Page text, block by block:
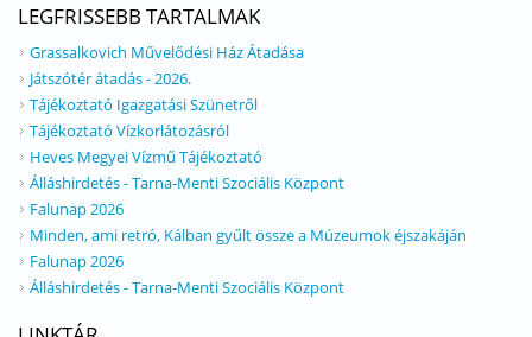
LEGFRISSEBB TARTALMAK
Grassalkovich Művelődési Ház Átadása
Játszótér átadás - 2026.
Tájékoztató Igazgatási Szünetről
Tájékoztató Vízkorlátozásról
Heves Megyei Vízmű Tájékoztató
Álláshirdetés - Tarna-Menti Szociális Központ
Falunap 2026
Minden, ami retró, Kálban gyűlt össze a Múzeumok éjszakáján
Falunap 2026
Álláshirdetés - Tarna-Menti Szociális Központ